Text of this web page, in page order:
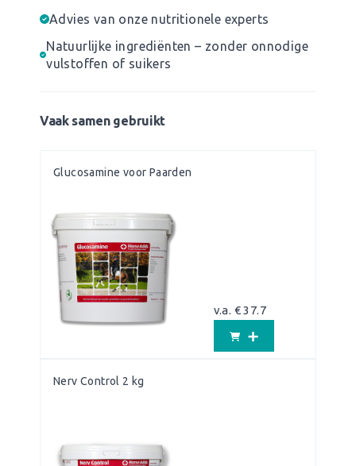
Advies van onze nutritionele experts
Natuurlijke ingrediënten – zonder onnodige
vulstoffen of suikers
Vaak samen gebruikt
Glucosamine voor Paarden
v.a. € 37.7
Nerv Control 2 kg